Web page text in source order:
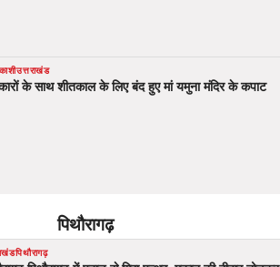
उत्तराखंड
के साथ शीतकाल के लिए बंद हुए मां यमुना मंदिर के कपाट
पिथौरागढ़
पिथौरागढ़